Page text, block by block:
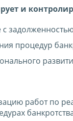
и
процедур
работ по